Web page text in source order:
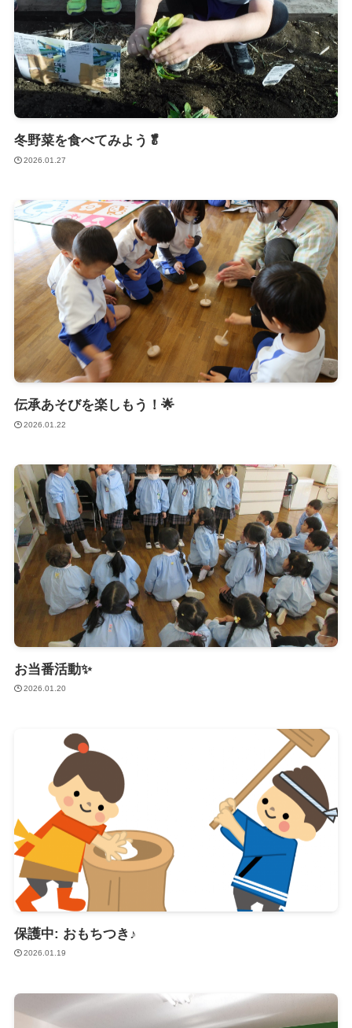
冬野菜を食べてみよう🥬
2026.01.27
伝承あそびを楽しもう！🌟
2026.01.22
お当番活動✨
2026.01.20
保護中: おもちつき♪
2026.01.19